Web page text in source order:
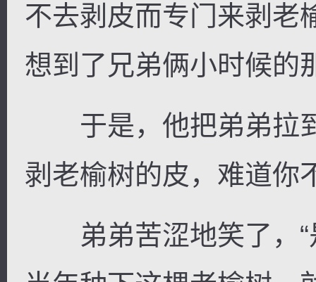
不去剥皮而专门来剥老
想到了兄弟俩小时候的
于是，他把弟弟拉到
剥老榆树的皮，难道你
弟弟苦涩地笑了，“